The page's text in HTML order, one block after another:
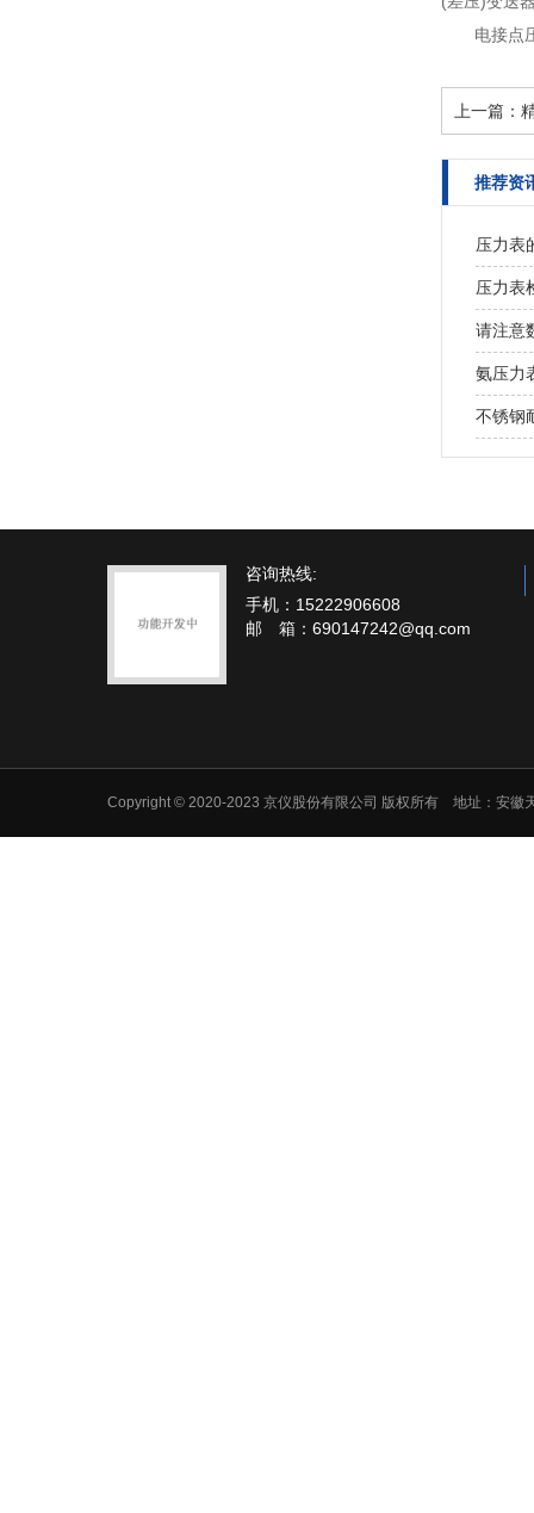
电接点
上一篇：
推荐资
压力表
压力表
请注意
氨压力
不锈钢
咨询热线:
手机：15222906608
邮 箱：690147242@qq.com
Copyright © 2020-2023 京仪股份有限公司 版权所有 地址：安